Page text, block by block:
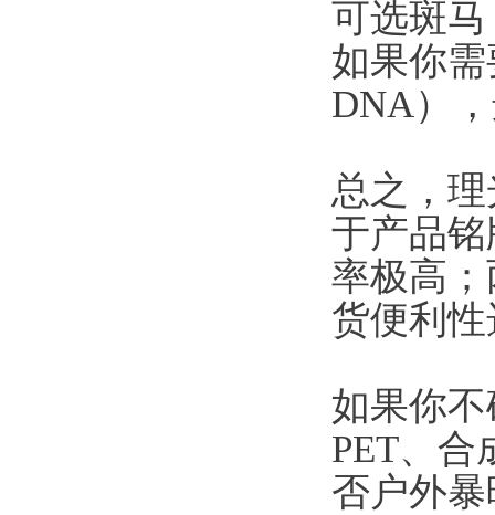
可选斑
如果你需
DNA）
总之，
于产品
率极高
货便利
如果你
PET、
否户外